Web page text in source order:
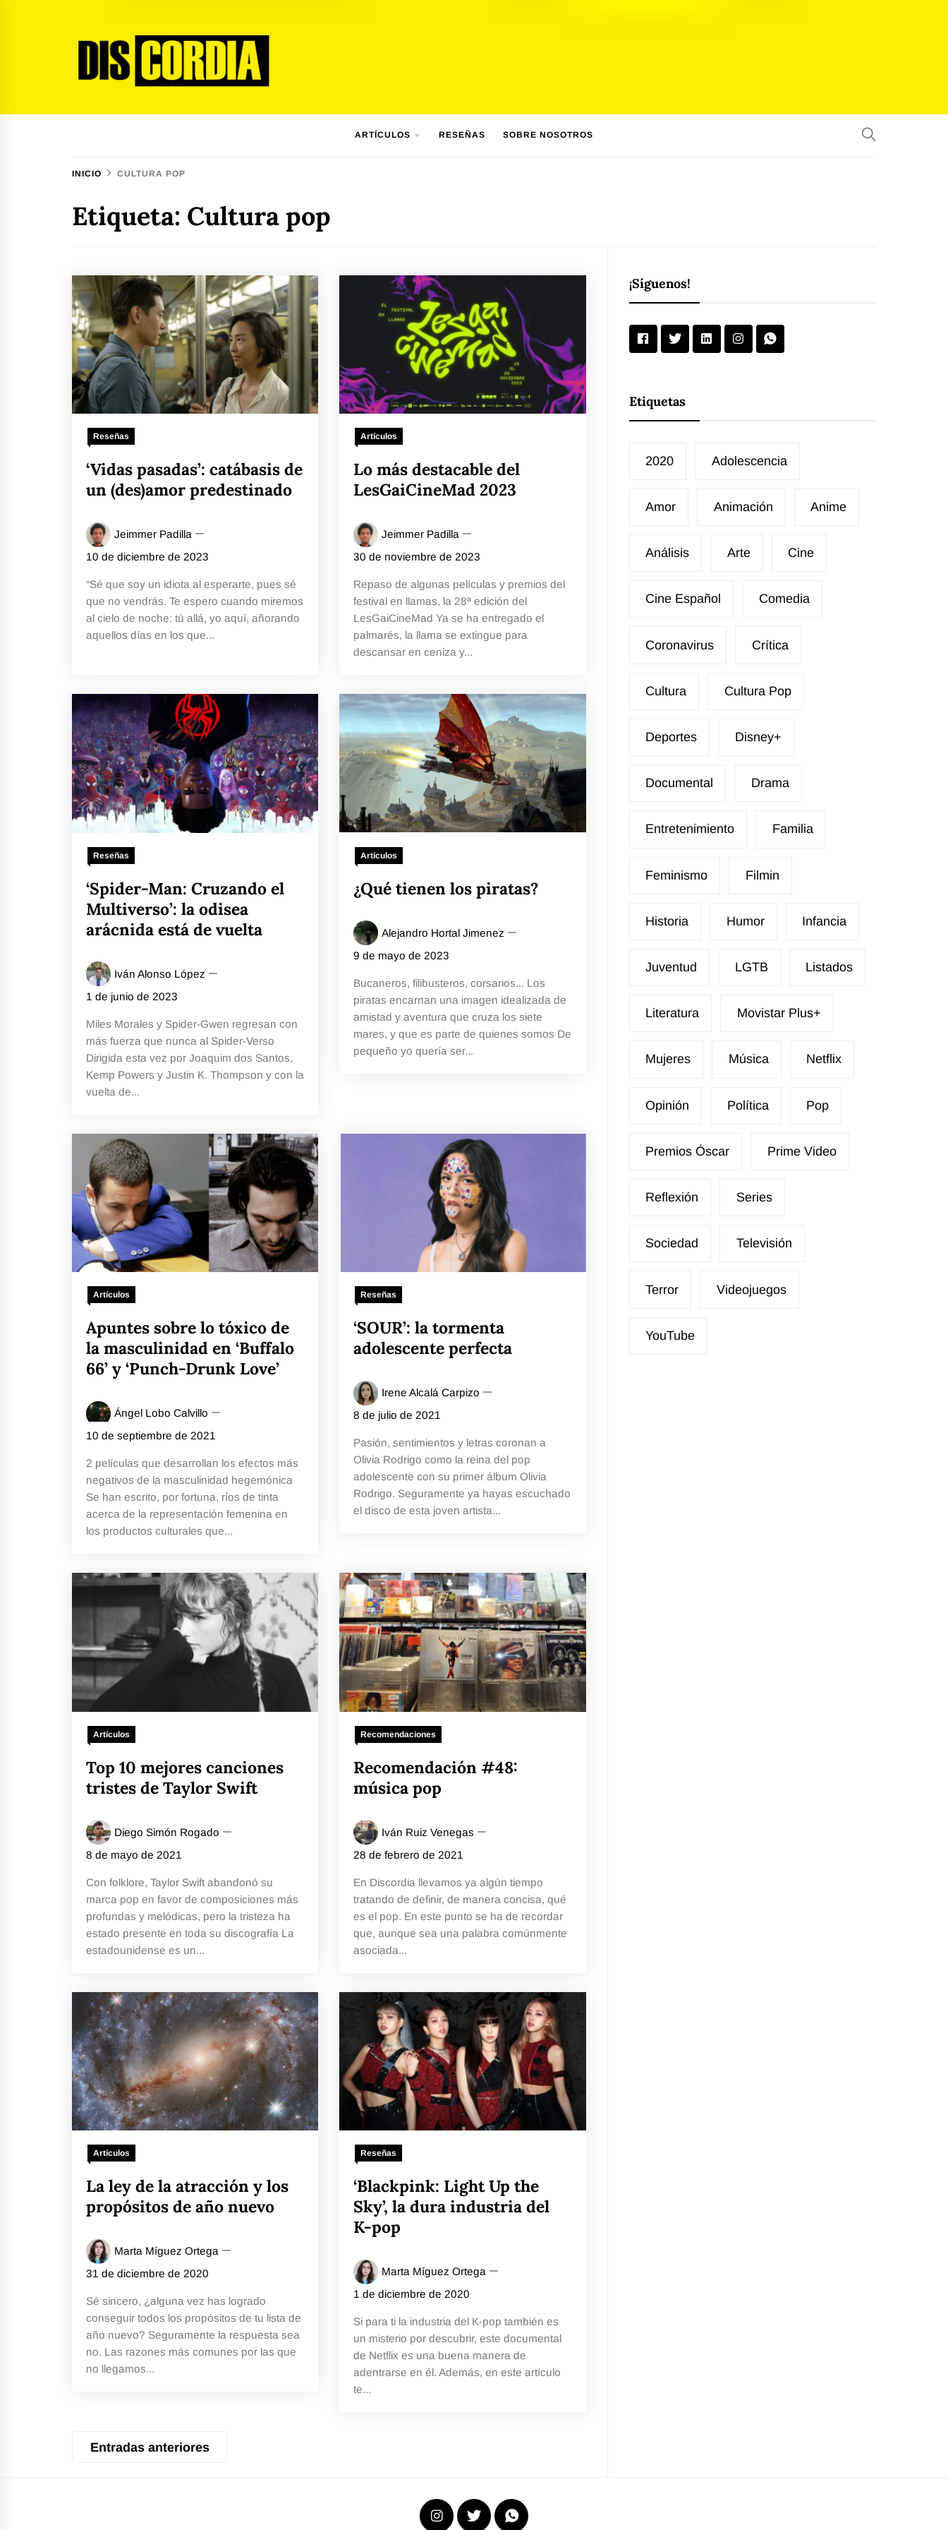
Discordia Magazine
ARTÍCULOS RESEÑAS SOBRE NOSOTROS
INICIO CULTURA POP
Etiqueta: Cultura pop
Reseñas
‘Vidas pasadas’: catábasis de
un (des)amor predestinado
Jeimmer Padilla
10 de diciembre de 2023
“Sé que soy un idiota al esperarte, pues sé
que no vendrás. Te espero cuando miremos
al cielo de noche: tú allá, yo aquí, añorando
aquellos días en los que...
Artículos
Lo más destacable del
LesGaiCineMad 2023
Jeimmer Padilla
30 de noviembre de 2023
Repaso de algunas películas y premios del
festival en llamas, la 28ª edición del
LesGaiCineMad Ya se ha entregado el
palmarés, la llama se extingue para
descansar en ceniza y...
Reseñas
‘Spider-Man: Cruzando el
Multiverso’: la odisea
arácnida está de vuelta
Iván Alonso López
1 de junio de 2023
Miles Morales y Spider-Gwen regresan con
más fuerza que nunca al Spider-Verso
Dirigida esta vez por Joaquim dos Santos,
Kemp Powers y Justin K. Thompson y con la
vuelta de...
Artículos
¿Qué tienen los piratas?
Alejandro Hortal Jimenez
9 de mayo de 2023
Bucaneros, filibusteros, corsarios... Los
piratas encarnan una imagen idealizada de
amistad y aventura que cruza los siete
mares, y que es parte de quienes somos De
pequeño yo quería ser...
Artículos
Apuntes sobre lo tóxico de
la masculinidad en ‘Buffalo
66’ y ‘Punch-Drunk Love’
Ángel Lobo Calvillo
10 de septiembre de 2021
2 películas que desarrollan los efectos más
negativos de la masculinidad hegemónica
Se han escrito, por fortuna, ríos de tinta
acerca de la representación femenina en
los productos culturales que...
Reseñas
‘SOUR’: la tormenta
adolescente perfecta
Irene Alcalá Carpizo
8 de julio de 2021
Pasión, sentimientos y letras coronan a
Olivia Rodrigo como la reina del pop
adolescente con su primer álbum Olivia
Rodrigo. Seguramente ya hayas escuchado
el disco de esta joven artista...
Artículos
Top 10 mejores canciones
tristes de Taylor Swift
Diego Simón Rogado
8 de mayo de 2021
Con folklore, Taylor Swift abandonó su
marca pop en favor de composiciones más
profundas y melódicas, pero la tristeza ha
estado presente en toda su discografía La
estadounidense es un...
Recomendaciones
Recomendación #48:
música pop
Iván Ruiz Venegas
28 de febrero de 2021
En Discordia llevamos ya algún tiempo
tratando de definir, de manera concisa, qué
es el pop. En este punto se ha de recordar
que, aunque sea una palabra comúnmente
asociada...
Artículos
La ley de la atracción y los
propósitos de año nuevo
Marta Míguez Ortega
31 de diciembre de 2020
Sé sincero, ¿alguna vez has logrado
conseguir todos los propósitos de tu lista de
año nuevo? Seguramente la respuesta sea
no. Las razones más comunes por las que
no llegamos...
Reseñas
‘Blackpink: Light Up the
Sky’, la dura industria del
K-pop
Marta Míguez Ortega
1 de diciembre de 2020
Si para ti la industria del K-pop también es
un misterio por descubrir, este documental
de Netflix es una buena manera de
adentrarse en él. Además, en este artículo
te...
Navegación
Entradas anteriores
¡Síguenos!
Etiquetas
2020 Adolescencia
Amor Animación Anime
Análisis Arte Cine
Cine Español Comedia
Coronavirus Crítica
Cultura Cultura Pop
Deportes Disney+
Documental Drama
Entretenimiento Familia
Feminismo Filmin
Historia Humor Infancia
Juventud LGTB Listados
Literatura Movistar Plus+
Mujeres Música Netflix
Opinión Política Pop
Premios Óscar Prime Video
Reflexión Series
Sociedad Televisión
Terror Videojuegos
YouTube
Instagram
X WhatsApp